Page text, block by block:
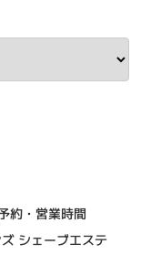
約・営業時間
シェーブエステ